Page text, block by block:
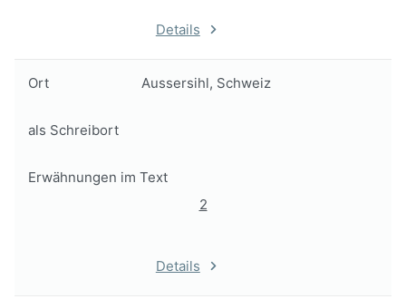
Details
Ort Aussersihl, Schweiz
als Schreibort
Erwähnungen im Text
2
Details